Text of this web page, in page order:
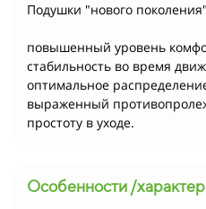
Подушки "нового
повышенный уровень
стабильность во время
оптимальное
выраженный
простоту в уходе.
Особенности /